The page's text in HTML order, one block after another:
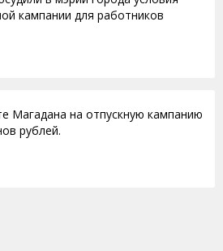
кампании для работников
Магадана на отпускную кампанию
рублей.